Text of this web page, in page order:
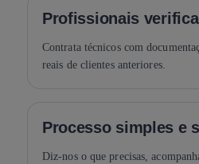
Profissionais
Contrata técnicos com
reais de clientes anteriores.
Processo simples e
Diz-nos o que precisas,